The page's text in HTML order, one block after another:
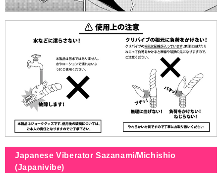
Japanese Viberator Sazanami/Michishio
(Japanivibe)